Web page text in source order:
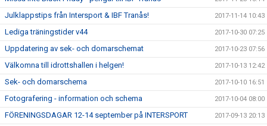
Julklappstips från Intersport & IBF Tranås! 2017-11-14 10:43
Lediga träningstider v44 2017-10-30 07:25
Uppdatering av sek- och domarschemat 2017-10-23 07:56
Välkomna till idrottshallen i helgen! 2017-10-13 12:42
Sek- och domarschema 2017-10-10 16:51
Fotografering - information och schema 2017-10-04 08:00
FÖRENINGSDAGAR 12-14 september på INTERSPORT 2017-09-13 20:13